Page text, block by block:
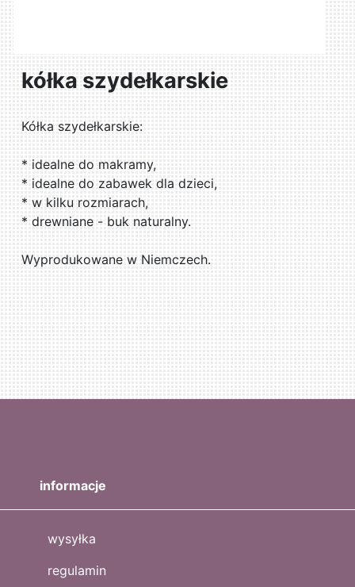
kółka szydełkarskie
Kółka szydełkarskie:
* idealne do makramy,
* idealne do zabawek dla dzieci,
* w kilku rozmiarach,
* drewniane - buk naturalny.
Wyprodukowane w Niemczech.
informacje
wysyłka
regulamin